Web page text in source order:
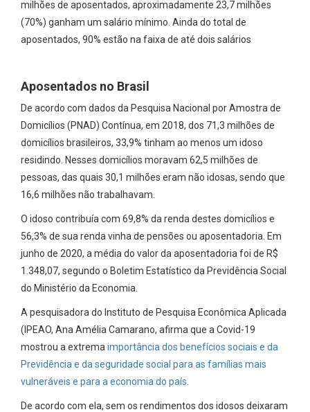
milhões de aposentados, aproximadamente 23,7 milhões
(70%) ganham um salário mínimo. Ainda do total de
aposentados, 90% estão na faixa de até dois salários
Aposentados no Brasil
De acordo com dados da Pesquisa Nacional por Amostra de
Domicílios (PNAD) Contínua, em 2018, dos 71,3 milhões de
domicílios brasileiros, 33,9% tinham ao menos um idoso
residindo. Nesses domicílios moravam 62,5 milhões de
pessoas, das quais 30,1 milhões eram não idosas, sendo que
16,6 milhões não trabalhavam.
O idoso contribuía com 69,8% da renda destes domicílios e
56,3% de sua renda vinha de pensões ou aposentadoria. Em
junho de 2020, a média do valor da aposentadoria foi de R$
1.348,07, segundo o Boletim Estatístico da Previdência Social
do Ministério da Economia.
A pesquisadora do Instituto de Pesquisa Econômica Aplicada
(IPEAO, Ana Amélia Camarano, afirma que a Covid-19
mostrou a extrema importância dos benefícios sociais e da
Previdência e da seguridade social para as famílias mais
vulneráveis e para a economia do país
De acordo com ela, sem os rendimentos dos idosos deixaram